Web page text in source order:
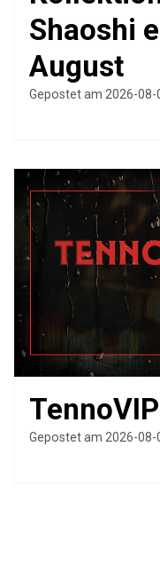
Shaoshi
August
Gepostet am 2026-08-
Gepostet am 2026-08-